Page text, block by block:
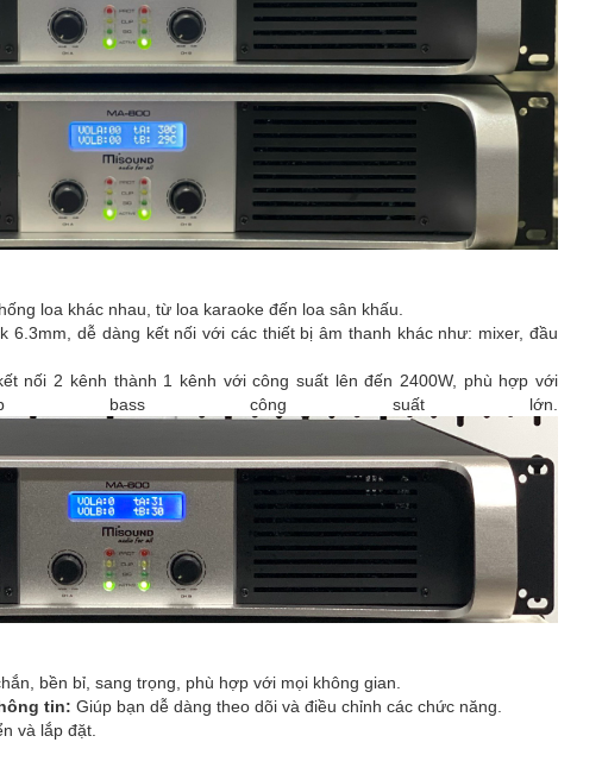
loa khác nhau, từ loa karaoke đến loa sân khấu.
6.3mm, dễ dàng kết nối với các thiết bị âm thanh khác như: mixer, đầu
nối 2 kênh thành 1 kênh với công suất lên đến 2400W, phù hợp với
bass công suất lớn.
bền bỉ, sang trọng, phù hợp với mọi không gian.
tin: Giúp bạn dễ dàng theo dõi và điều chỉnh các chức năng.
và lắp đặt.